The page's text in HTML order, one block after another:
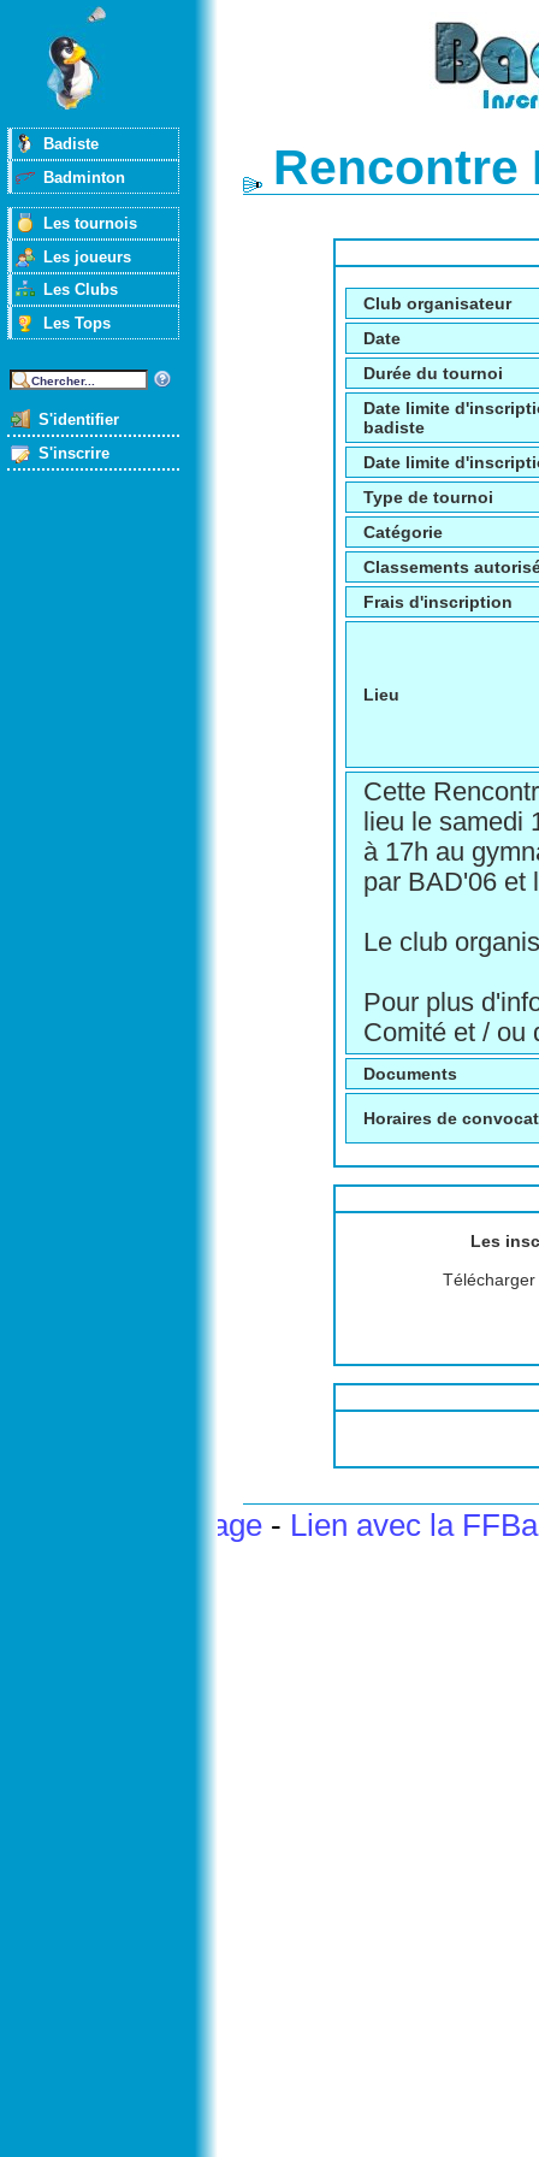
Badiste
Badminton
Les tournois
Les joueurs
Les Clubs
Les Tops
S'identifier
S'inscrire
Rencontre
Club organisateur
Date
Durée du tournoi
Date limite
badiste
Date limite
Type de tournoi
Catégorie
Classements
Frais d'inscription
Lieu
Cette
lieu le samedi
à 17h au
par BAD'06 et
Le club
Pour plus
Comité et / ou
Documents
Horaires de
Les
Haut de page - Lien avec la